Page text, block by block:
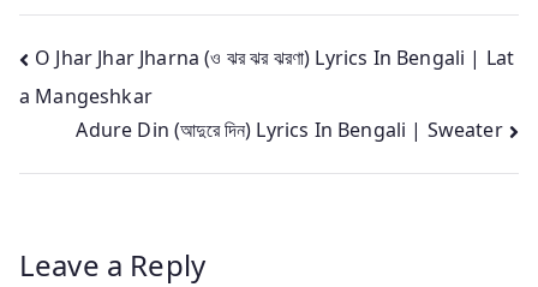
Post
navigation
O Jhar Jhar Jharna (ও ঝর ঝর ঝরণা) Lyrics In Bengali | Lat
a Mangeshkar
Adure Din (আদুরে দিন) Lyrics In Bengali | Sweater
Leave a Reply